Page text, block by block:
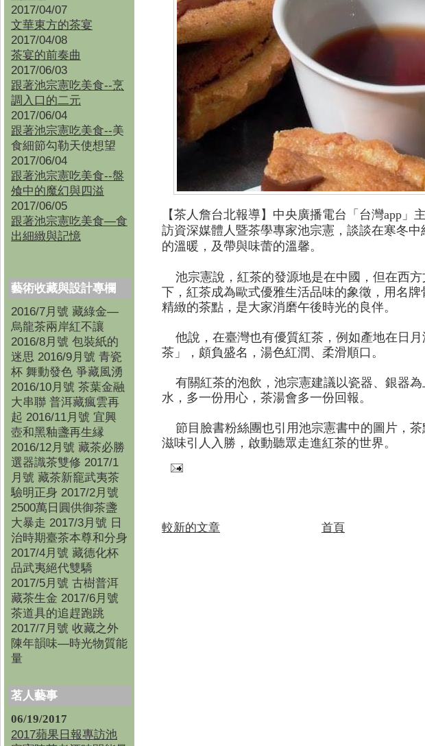
2017/04/07
文華東方的茶宴
2017/04/08
茶宴的前奏曲
2017/06/03
跟著池宗憲吃美食--烹
調入口的二元
2017/06/04
跟著池宗憲吃美食--美
食細節勾勒天使想望
2017/06/04
跟著池宗憲吃美食--盤
飧中的魔幻與四溢
2017/06/05
跟著池宗憲吃美食—食
出細緻與記憶
藝術收藏與設計專欄
2016/7月號 藏綠金—
烏龍茶兩岸紅不讓
2016/8月號 包裝紙的
迷思 2016/9月號 青瓷
杯 舞動發色 爭藏風湧
2016/10月號 茶葉金融
大串聯 普洱藏瘋雲再
起 2016/11月號 宜興
壺和黑釉盞再生縁
2016/12月號 藏茶必勝
選器識茶雙修 2017/1
月號 藏茶新竉武夷茶
驗明正身 2017/2月號
2500萬日圓供御茶盞
大暴走 2017/3月號 日
治時期臺茶本尊和分身
2017/4月號 藏德化杯
品武夷絕代雙驕
2017/5月號 古樹普洱
藏茶生金 2017/6月號
茶道具的追趕跑跳
2017/7月號 收藏之外
陳年韻味—時光物質能
量
茗人藝事
06/19/2017
2017蘋果日報專訪池
【茶人詹台北報導】 中央廣播電台「台灣app」
訪資深媒體人暨茶學專家池宗憲，談談在寒冬中
的溫暖，及帶與味蕾的溫馨。
池宗憲說，紅茶的發源地是在中國，但在西方
下，紅茶成為歐式優雅生活品味的象徵，用名牌
精緻的茶點，是大家消磨午後時光的良伴。
他說，在臺灣也有優質紅茶，例如產地在日月
茶」，頗負盛名，湯色紅潤、柔滑順口。
有關紅茶的泡飲，池宗憲建議以瓷器、銀器為
水，多一份用心，茶湯會多一份回報。
節目臉書粉絲團也引用池宗憲書中的圖片，茶
滋味引人入勝，啟動聽眾走進紅茶的世界。
較新的文章 首頁